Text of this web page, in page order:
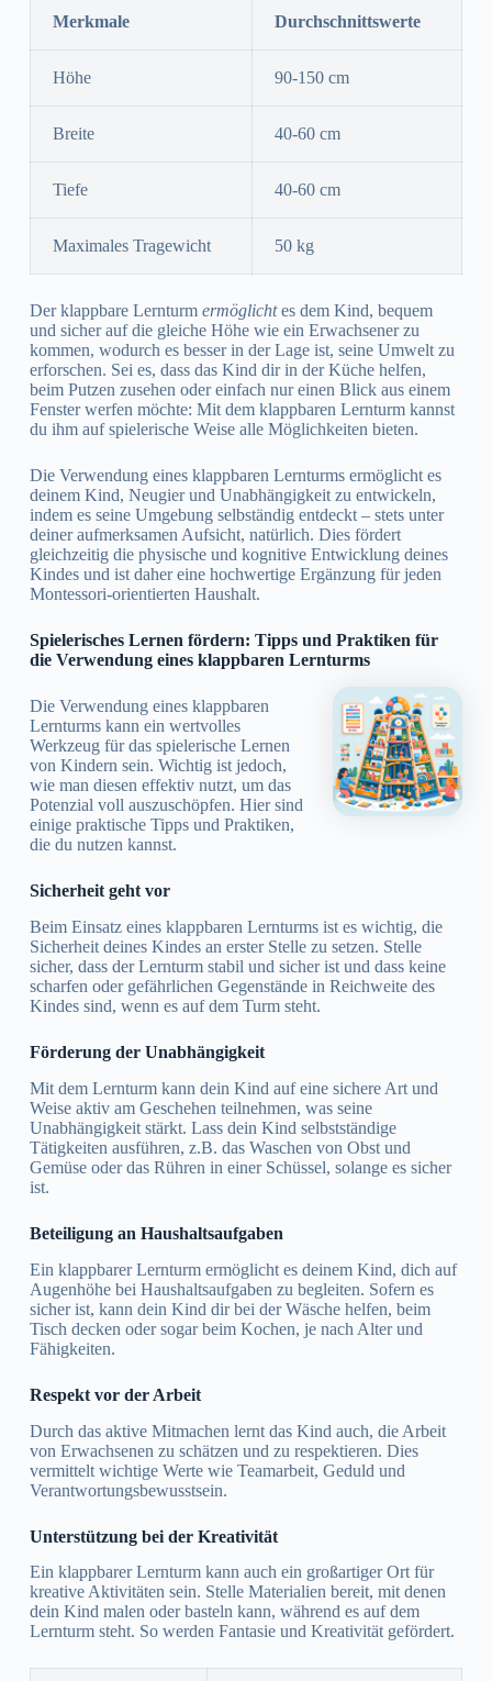
Merkmale Durchschnittswerte
Höhe 90-150 cm
Breite 40-60 cm
Tiefe 40-60 cm
Maximales Tragewicht 50 kg
Der klappbare Lernturm ermöglichtes dem Kind, bequem
und sicher auf die gleiche Höhe wie ein Erwachsener zu
kommen, wodurch es besser in der Lage ist, seine Umwelt zu
erforschen. Sei es, dass das Kind dir in der Küche helfen,
beim Putzen zusehen oder einfach nur einen Blick aus einem
Fenster werfen möchte: Mit dem klappbaren Lernturm kannst
du ihm auf spielerische Weise alle Möglichkeiten bieten.
Die Verwendung eines klappbaren Lernturms ermöglicht es
deinem Kind, Neugier und Unabhängigkeit zu entwickeln,
indem es seine Umgebung selbständig entdeckt – stets unter
deiner aufmerksamen Aufsicht, natürlich. Dies fördert
gleichzeitig die physische und kognitive Entwicklung deines
Kindes und ist daher eine hochwertige Ergänzung für jeden
Montessori-orientierten Haushalt.
Spielerisches Lernen fördern: Tipps und Praktiken für
die Verwendung eines klappbaren Lernturms
Die Verwendung eines klappbaren
Lernturms kann ein wertvolles
Werkzeug für das spielerische Lernen
von Kindern sein. Wichtig ist jedoch,
wie man diesen effektiv nutzt, um das
Potenzial voll auszuschöpfen. Hier sind
einige praktische Tipps und Praktiken,
die du nutzen kannst.
Sicherheit geht vor
Beim Einsatz eines klappbaren Lernturms ist es wichtig, die
Sicherheit deines Kindes an erster Stelle zu setzen. Stelle
sicher, dass der Lernturm stabil und sicher ist und dass keine
scharfen oder gefährlichen Gegenstände in Reichweite des
Kindes sind, wenn es auf dem Turm steht.
Förderung der Unabhängigkeit
Mit dem Lernturm kann dein Kind auf eine sichere Art und
Weise aktiv am Geschehen teilnehmen, was seine
Unabhängigkeit stärkt. Lass dein Kind selbstständige
Tätigkeiten ausführen, z.B. das Waschen von Obst und
Gemüse oder das Rühren in einer Schüssel, solange es sicher
ist.
Beteiligung an Haushaltsaufgaben
Ein klappbarer Lernturm ermöglicht es deinem Kind, dich auf
Augenhöhe bei Haushaltsaufgaben zu begleiten. Sofern es
sicher ist, kann dein Kind dir bei der Wäsche helfen, beim
Tisch decken oder sogar beim Kochen, je nach Alter und
Fähigkeiten.
Respekt vor der Arbeit
Durch das aktive Mitmachen lernt das Kind auch, die Arbeit
von Erwachsenen zu schätzen und zu respektieren. Dies
vermittelt wichtige Werte wie Teamarbeit, Geduld und
Verantwortungsbewusstsein.
Unterstützung bei der Kreativität
Ein klappbarer Lernturm kann auch ein großartiger Ort für
kreative Aktivitäten sein. Stelle Materialien bereit, mit denen
dein Kind malen oder basteln kann, während es auf dem
Lernturm steht. So werden Fantasie und Kreativität gefördert.